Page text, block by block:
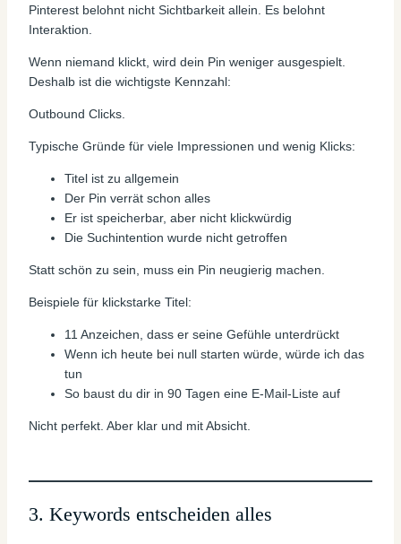
Pinterest belohnt nicht Sichtbarkeit allein. Es belohnt
Interaktion.
Wenn niemand klickt, wird dein Pin weniger ausgespielt.
Deshalb ist die wichtigste Kennzahl:
Outbound Clicks.
Typische Gründe für viele Impressionen und wenig Klicks:
Titel ist zu allgemein
Der Pin verrät schon alles
Er ist speicherbar, aber nicht klickwürdig
Die Suchintention wurde nicht getroffen
Statt schön zu sein, muss ein Pin neugierig machen.
Beispiele für klickstarke Titel:
11 Anzeichen, dass er seine Gefühle unterdrückt
Wenn ich heute bei null starten würde, würde ich das
tun
So baust du dir in 90 Tagen eine E-Mail-Liste auf
Nicht perfekt. Aber klar und mit Absicht.
3. Keywords entscheiden alles